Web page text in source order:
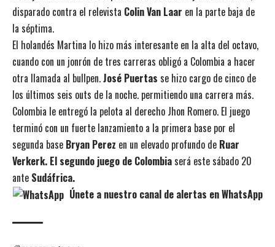
disparado contra el relevista Colin Van Laar en la parte baja de
la séptima.
El holandés Martina lo hizo más interesante en la alta del octavo,
cuando con un jonrón de tres carreras obligó a Colombia a hacer
otra llamada al bullpen.José Puertas se hizo cargo de cinco de
los últimos seis outs de la noche. permitiendo una carrera más.
Colombia le entregó la pelota al derecho Jhon Romero. El juego
terminó con un fuerte lanzamiento a la primera base por el
segunda base Bryan Perez en un elevado profundo de Ruar
Verkerk. El segundo juego de Colombiaserá este sábado 20
ante Sudáfrica.
Únete a nuestro canal de alertas en WhatsApp